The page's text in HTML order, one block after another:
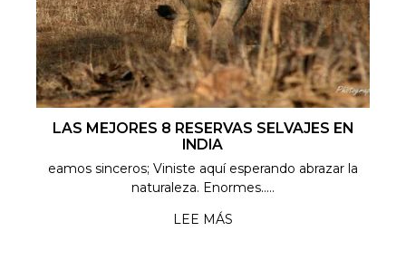
LAS MEJORES 8 RESERVAS SELVAJES EN
INDIA
eamos sinceros; Viniste aquí esperando abrazar la
naturaleza. Enormes.....
LEE MÁS